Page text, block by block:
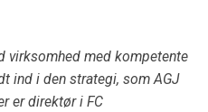
virksomhed med kompetente
ind i den strategi, som AGJ
er direktør i FC